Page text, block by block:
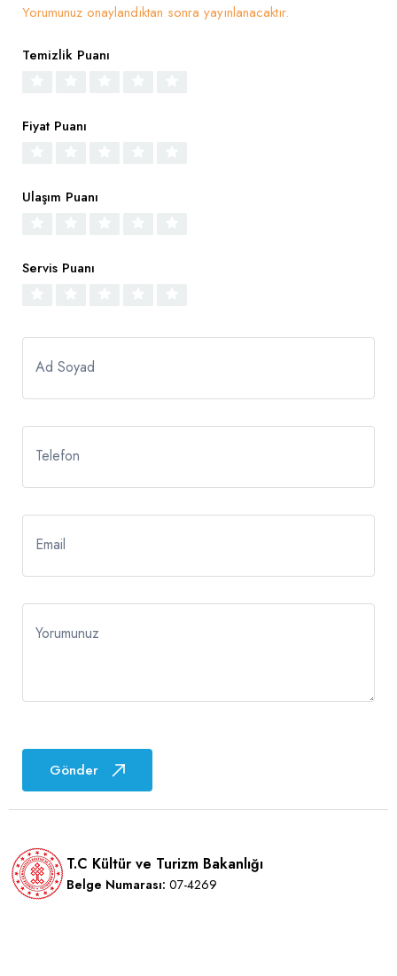
Yorumunuz onaylandıktan sonra yayınlanacaktır.
Temizlik Puanı
Fiyat Puanı
Ulaşım Puanı
Servis Puanı
Ad Soyad
Telefon
Email
Yorumunuz
Gönder
T.C Kültür ve Turizm Bakanlığı
Belge Numarası: 07-4269